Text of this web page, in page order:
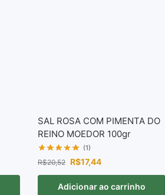
SAL ROSA COM PIMENTA DO
REINO MOEDOR 100gr
(1)
R$20,52 R$17,44
Adicionar ao carrinho